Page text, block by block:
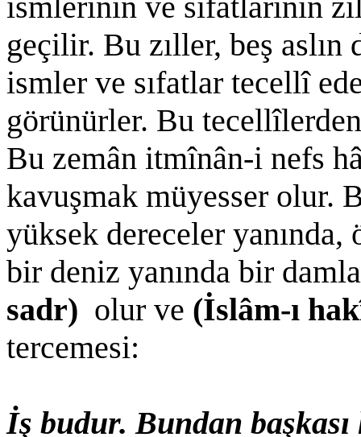
geçilir. Bu zıller, beş aslın
ismler ve sıfatlar tecellî
görünürler. Bu
Bu zemân itmînân-i nefs
kavuşmak müyesser olur.
yüksek dereceler
bir deniz yanında bir
sadr) olur ve (İslâm-ı
tercemesi:
İş budur. Bundan